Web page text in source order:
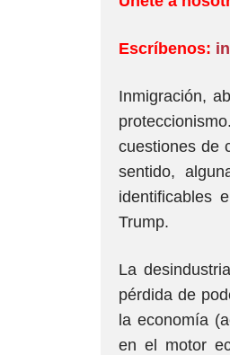
Escríbenos:
Inmigración,
cuestiones de
sentido,
identificables
Trump.
La
pérdida de
la economía
en el motor